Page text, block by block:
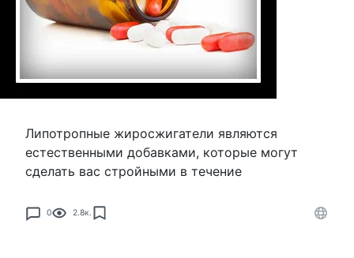
Липотропные жиросжигатели являются
естественными добавками, которые могут
сделать вас стройными в течение
0 2.8к.